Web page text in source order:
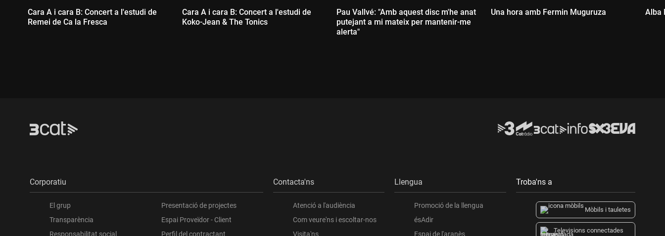
Cara A i cara B: Concert a l'estudi de
Remei de Ca la Fresca
Cara A i cara B: Concert a l'estudi de
Koko-Jean & The Tonics
Pau Vallvé: "Amb aquest disc m'he anat
putejant a mi mateix per mantenir-me
alerta"
Una hora amb Fermin Muguruza Alba
Corporatiu
El grup
Transparència
Responsabilitat social
Presentació de projectes
Espai Proveïdor - Client
Perfil del contractant
Contacta'ns
Atenció a l'audiència
Com veure'ns i escoltar-nos
Visita'ns
Llengua
Promoció de la llengua
ésAdir
Espai de l'aranès
Troba'ns a
Mòbils i tauletes
Televisions connectades